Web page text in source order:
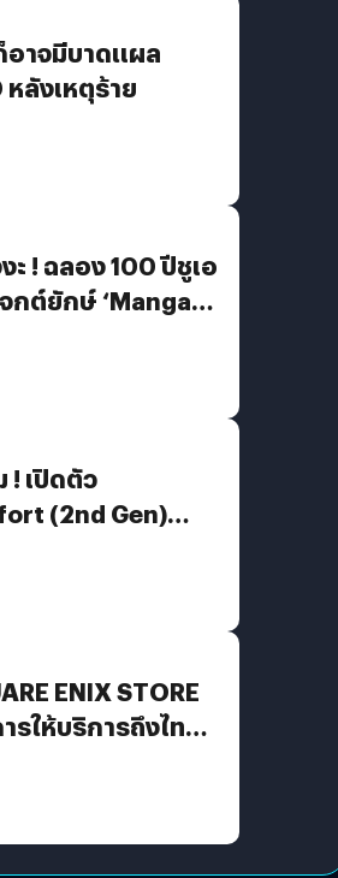
อาจมีบาดแผล
หลังเหตุร้าย
ะ ! ฉลอง 100 ปีชูเอ
กต์ยักษ์ ‘Manga
! เปิดตัว
(2nd Gen)
ENIX STORE
รให้บริการถึงไทย